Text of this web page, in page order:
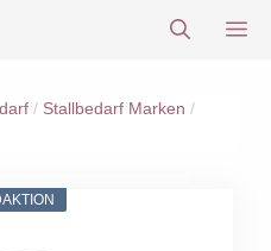
/ Stallbedarf Marken /